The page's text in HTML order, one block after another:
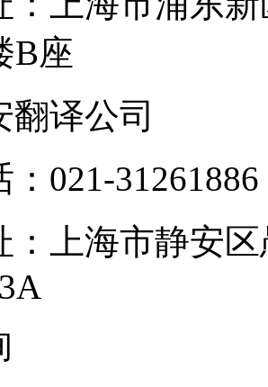
B座
翻译公司
021-31261886
上海市静安区